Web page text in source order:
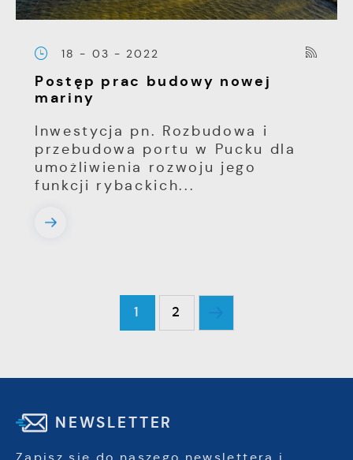
18 - 03 - 2022
Postęp prac budowy nowej
mariny
Inwestycja pn. Rozbudowa i
przebudowa portu w Pucku dla
umożliwienia rozwoju jego
funkcji rybackich...
1 2
NEWSLETTER